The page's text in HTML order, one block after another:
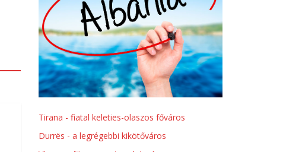
Tirana - fiatal keleties-olaszos főváros
Durrës - a legrégebbi kikötőváros